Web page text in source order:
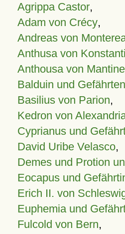
Agrippa Castor,
Adam von Crécy,
Andreas von
Anthusa von
Anthousa von
Balduin und Gefährten
Basilius von Parion,
Kedron von
Cyprianus und
David Uribe Velasco,
Demes und Protion
Eocapus und
Erich II. von
Euphemia und
Fulcold von Bern,